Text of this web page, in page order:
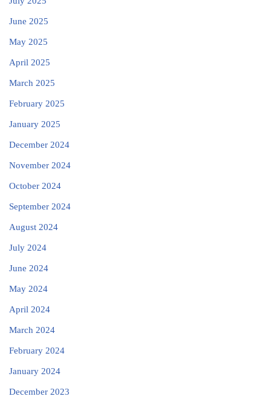
June 2025
May 2025
April 2025
March 2025
February 2025
January 2025
December 2024
November 2024
October 2024
September 2024
August 2024
July 2024
June 2024
May 2024
April 2024
March 2024
February 2024
January 2024
December 2023